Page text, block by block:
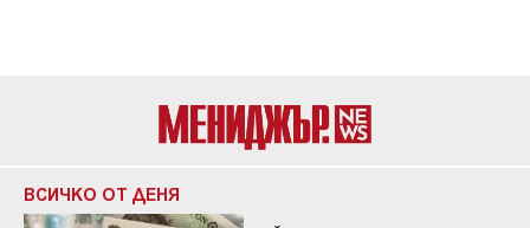
ВСИЧКО ОТ ДЕНЯ